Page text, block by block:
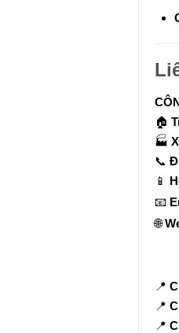
🏠
🏭
📞
📱
📧
🌐
📍
📍
📍